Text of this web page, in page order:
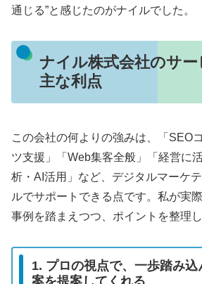
通じる”と感じたのがナイルでした。
ナイル株式会社のサー
主な利点
この会社の何よりの強みは、「SEO
ツ支援」「Web集客全般」「経営に
析・AI活用」など、デジタルマーケ
ルでサポートできる点です。私が実
事例を踏まえつつ、ポイントを整理し
1. プロの視点で、一歩踏み
案を提案してくれる